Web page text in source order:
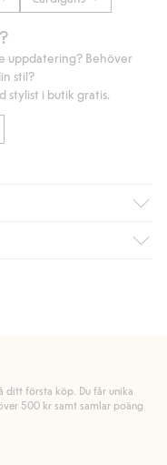
uppdatering? Behöver
stil?
stylist i butik gratis.
gratis frakt till butik
som medlem.
andra betalningssätt.
ditt första köp. Du får unika
500 kr samt samlar poäng